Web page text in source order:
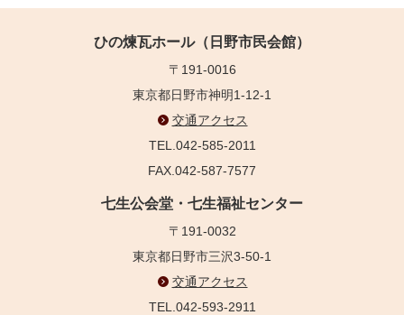
ひの煉瓦ホール（日野市民会館）
〒191-0016
東京都日野市神明1-12-1
交通アクセス
TEL.042-585-2011
FAX.042-587-7577
七生公会堂・七生福祉センター
〒191-0032
東京都日野市三沢3-50-1
交通アクセス
TEL.042-593-2911